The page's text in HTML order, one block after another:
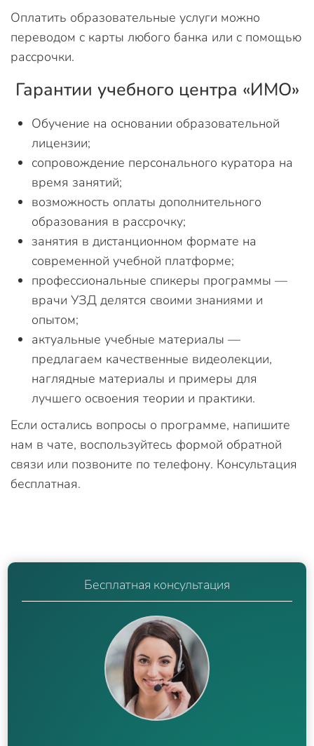
Оплатить образовательные услуги можно
переводом с карты любого банка или с помощью
рассрочки.
Гарантии учебного центра «ИМО»
Обучение на основании образовательной
лицензии;
сопровождение персонального куратора на
время занятий;
возможность оплаты дополнительного
образования в рассрочку;
занятия в дистанционном формате на
современной учебной платформе;
профессиональные спикеры программы —
врачи УЗД делятся своими знаниями и
опытом;
актуальные учебные материалы —
предлагаем качественные видеолекции,
наглядные материалы и примеры для
лучшего освоения теории и практики.
Если остались вопросы о программе, напишите
нам в чате, воспользуйтесь формой обратной
связи или позвоните по телефону. Консультация
бесплатная.
Бесплатная консультация